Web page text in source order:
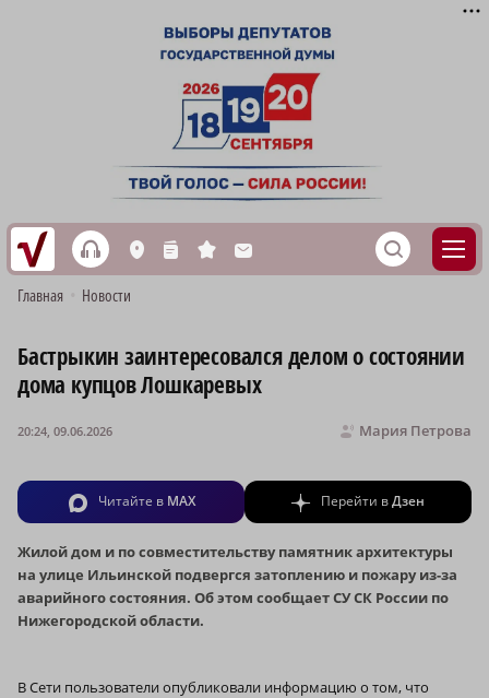
h L n s M S
Главная Новости
Бастрыкин заинтересовался делом о состоянии
дома купцов Лошкаревых
Мария Петрова
20:24, 09.06.2026
Читайте в MAX Перейти вДзен
Жилой дом и по совместительству памятник архитектуры
на улице Ильинской подвергся затоплению и пожару из-за
аварийного состояния. Об этом сообщает СУ СК России по
Нижегородской области.
В Сети пользователи опубликовали информацию о том, что